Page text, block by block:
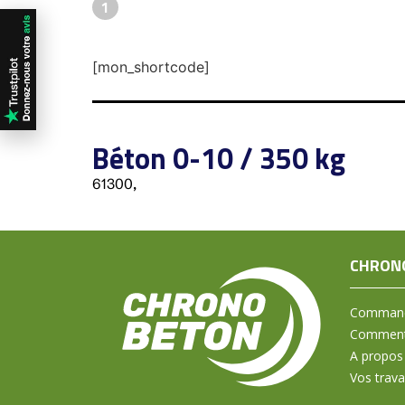
1
[mon_shortcode]
Béton 0-10 / 350 kg
61300,
A propos
Vos